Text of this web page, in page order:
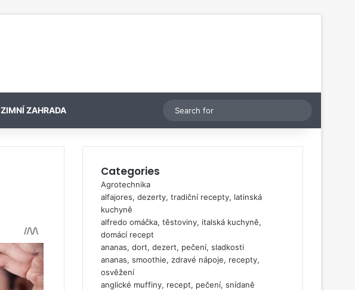
ZIMNÍ ZAHRADA Switch skin
for
Categories
Agrotechnika
alfajores, dezerty, tradiční recepty, latinská
kuchyně
alfredo omáčka, těstoviny, italská kuchyně,
domácí recept
ananas, dort, dezert, pečení, sladkosti
ananas, smoothie, zdravé nápoje, recepty,
osvěžení
anglické muffiny, recept, pečení, snídaně